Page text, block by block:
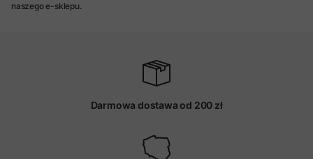
naszego e-sklepu.
Darmowa dostawa od 200 zł